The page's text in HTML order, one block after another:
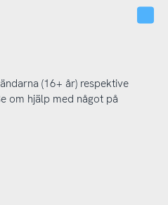
(16+ år) respektive
om hjälp med något på